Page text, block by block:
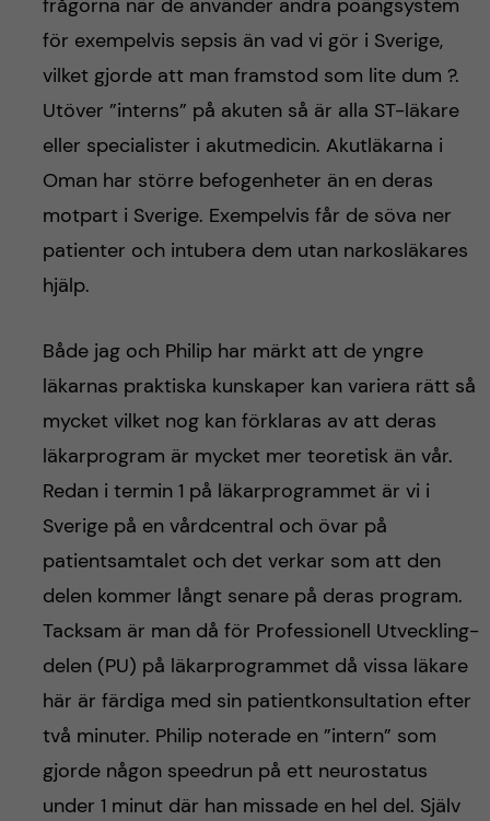
frågorna när de använder andra poängsystem
för exempelvis sepsis än vad vi gör i Sverige,
vilket gjorde att man framstod som lite dum ?.
Utöver ”interns” på akuten så är alla ST-läkare
eller specialister i akutmedicin. Akutläkarna i
Oman har större befogenheter än en deras
motpart i Sverige. Exempelvis får de söva ner
patienter och intubera dem utan narkosläkares
hjälp.
Både jag och Philip har märkt att de yngre
läkarnas praktiska kunskaper kan variera rätt så
mycket vilket nog kan förklaras av att deras
läkarprogram är mycket mer teoretisk än vår.
Redan i termin 1 på läkarprogrammet är vi i
Sverige på en vårdcentral och övar på
patientsamtalet och det verkar som att den
delen kommer långt senare på deras program.
Tacksam är man då för Professionell Utveckling-
delen (PU) på läkarprogrammet då vissa läkare
här är färdiga med sin patientkonsultation efter
två minuter. Philip noterade en ”intern” som
gjorde någon speedrun på ett neurostatus
under 1 minut där han missade en hel del. Själv